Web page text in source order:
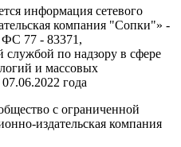
информация сетевого
компания "Сопки"» -
77 - 83371,
службой по надзору в сфере
и массовых
года
с ограниченной
издательская компания